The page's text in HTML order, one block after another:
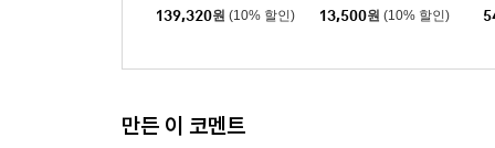
139,320원 (10% 할인) 13,500원 (10% 할인)
만든 이 코멘트